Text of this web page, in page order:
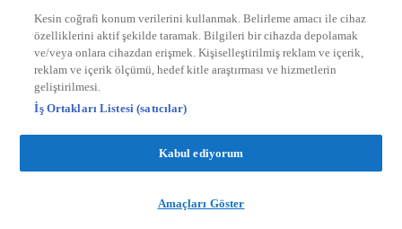
Kesin coğrafi konum verilerini kullanmak. Belirleme amacı ile cihaz
özelliklerini aktif şekilde taramak. Bilgileri bir cihazda depolamak
ve/veya onlara cihazdan erişmek. Kişiselleştirilmiş reklam ve içerik,
reklam ve içerik ölçümü, hedef kitle araştırması ve hizmetlerin
geliştirilmesi.
İş Ortakları Listesi (satıcılar)
Kabul ediyorum
Amaçları Göster